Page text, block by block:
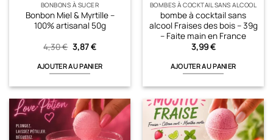
BONBONS À SUCER
Bonbon Miel & Myrtille –
100% artisanal 50g
4,30€ Le
prix
initial
était :
4,30 €.
3,87€Le
actuel
est :
AJOUTER AU PANIER
BOMBES À COCKTAIL SANS ALCOOL
bombe à cocktail sans
alcool Fraises des bois – 39g
– Faite main en France
3,99€
AJOUTER AU PANIER